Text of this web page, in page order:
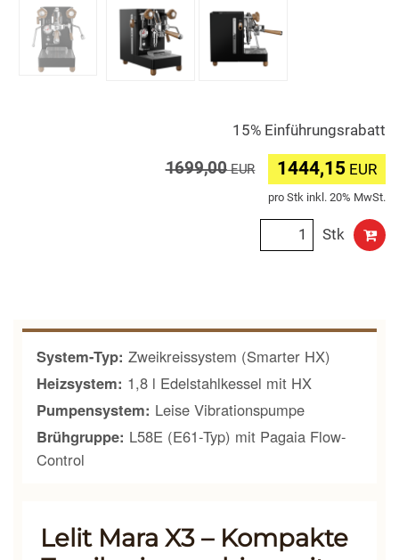
15% Einführungsrabatt
1699,00EUR 1444,15 EUR
pro Stk inkl. 20% MwSt.
Stk
System-Typ: Zweikreissystem (Smarter HX)
Heizsystem: 1,8 l Edelstahlkessel mit HX
Pumpensystem: Leise Vibrationspumpe
Brühgruppe: L58E (E61-Typ) mit Pagaia Flow-
Control
Lelit Mara X3 – Kompakte